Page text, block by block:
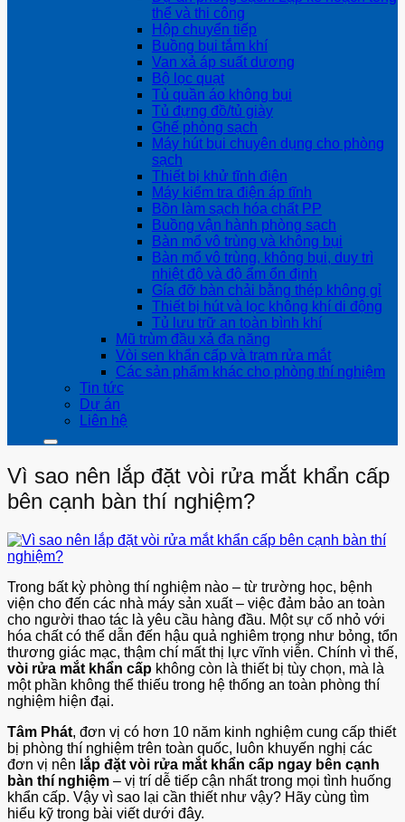
thể và thi công
Hộp chuyển tiếp
Buồng bụi tắm khí
Van xả áp suất dương
Bộ lọc quạt
Tủ quần áo không bụi
Tủ đựng đồ/tủ giày
Ghế phòng sạch
Máy hút bụi chuyên dụng cho phòng
sạch
Thiết bị khử tĩnh điện
Máy kiểm tra điện áp tĩnh
Bồn làm sạch hóa chất PP
Buồng vận hành phòng sạch
Bàn mổ vô trùng và không bụi
Bàn mổ vô trùng, không bụi, duy trì
nhiệt độ và độ ẩm ổn định
Gía đỡ bàn chải bằng thép không gỉ
Thiết bị hút và lọc không khí di động
Tủ lưu trữ an toàn bình khí
Mũ trùm đầu xả đa năng
Vòi sen khẩn cấp và trạm rửa mắt
Các sản phẩm khác cho phòng thí nghiệm
Tin tức
Dự án
Liên hệ
Vì sao nên lắp đặt vòi rửa mắt khẩn cấp
bên cạnh bàn thí nghiệm?
Trong bất kỳ phòng thí nghiệm nào – từ trường học, bệnh
viện cho đến các nhà máy sản xuất – việc đảm bảo an toàn
cho người thao tác là yêu cầu hàng đầu. Một sự cố nhỏ với
hóa chất có thể dẫn đến hậu quả nghiêm trọng như bỏng, tổn
thương giác mạc, thậm chí mất thị lực vĩnh viễn. Chính vì thế,
vòi rửa mắt khẩn cấp không còn là thiết bị tùy chọn, mà là
một phần không thể thiếu trong hệ thống an toàn phòng thí
nghiệm hiện đại.
Tâm Phát, đơn vị có hơn 10 năm kinh nghiệm cung cấp thiết
bị phòng thí nghiệm trên toàn quốc, luôn khuyến nghị các
đơn vị nên lắp đặt vòi rửa mắt khẩn cấp ngay bên cạnh
bàn thí nghiệm – vị trí dễ tiếp cận nhất trong mọi tình huống
khẩn cấp. Vậy vì sao lại cần thiết như vậy? Hãy cùng tìm
hiểu kỹ trong bài viết dưới đây.